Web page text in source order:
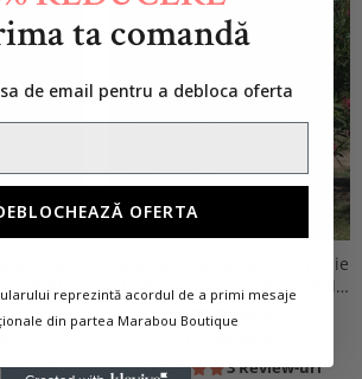
bentita
uri
Canotiera Handmade din paie
si bentita colorata detasabila
la alegere
299,00 RON
3 Review-uri
ta comandă
de email pentru a debloca oferta
OFERTA
reprezintă acordul de a primi mesaje
din partea Marabou Boutique